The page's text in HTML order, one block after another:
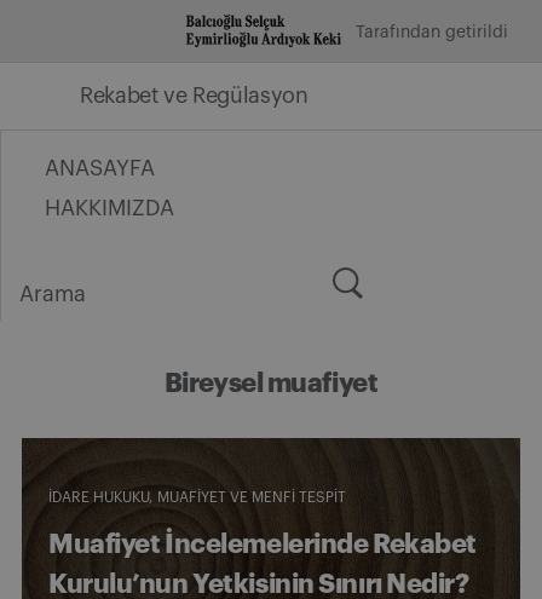
Tarafından getirildi
Rekabet ve Regülasyon
ANASAYFA
HAKKIMIZDA
for:
Bireysel muafiyet
İDARE HUKUKU MUAFIYET VE MENFI TESPIT
Muafiyet İncelemelerinde Rekabet
Kurulu’nun Yetkisinin Sınırı Nedir?